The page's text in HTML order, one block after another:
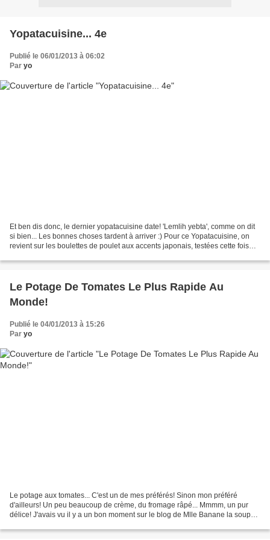
Yopatacuisine... 4e
Publié le 06/01/2013 à 06:02
Par yo
Et ben dis donc, le dernier yopatacuisine date! 'Lemlih yebta', comme on dit
si bien... Les bonnes choses tardent à arriver :) Pour ce Yopatacuisine, on
revient sur les boulettes de poulet aux accents japonais, testées cette fois
Le Potage De Tomates Le Plus Rapide Au
Monde!
Publié le 04/01/2013 à 15:26
Par yo
Le potage aux tomates... C'est un de mes préférés! Sinon mon préféré
d'ailleurs! Un peu beaucoup de crème, du fromage râpé... Mmmm, un pur
délice! J'avais vu il y a un bon moment sur le blog de Mlle Banane la soupe